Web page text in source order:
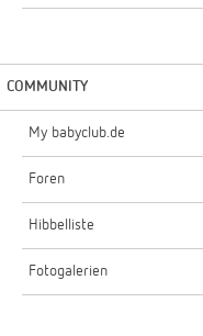
COMMUNITY
My babyclub.de
Foren
Hibbelliste
Fotogalerien